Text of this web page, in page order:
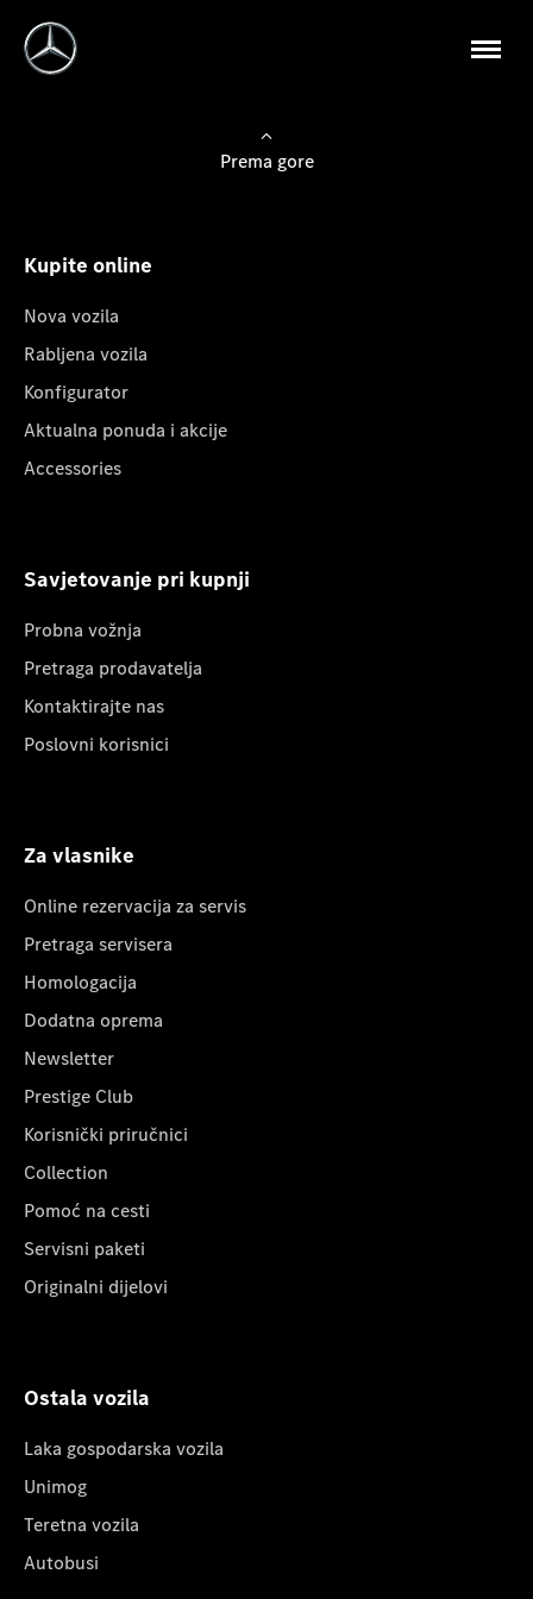
Prema gore
Kupite online
Nova vozila
Rabljena vozila
Konfigurator
Aktualna ponuda i akcije
Accessories
Savjetovanje pri kupnji
Probna vožnja
Pretraga prodavatelja
Kontaktirajte nas
Poslovni korisnici
Za vlasnike
Online rezervacija za servis
Pretraga servisera
Homologacija
Dodatna oprema
Newsletter
Prestige Club
Korisnički priručnici
Collection
Pomoć na cesti
Servisni paketi
Originalni dijelovi
Ostala vozila
Laka gospodarska vozila
Unimog
Teretna vozila
Autobusi